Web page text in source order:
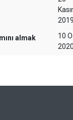
almak
10